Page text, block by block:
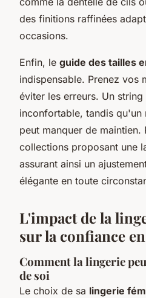
des finitions raffinées
occasions.
Enfin, le guide des tailles
indispensable. Prenez vos
éviter les erreurs. Un
inconfortable, tandis qu'un
peut manquer de maintien.
collections proposant une
assurant ainsi un
élégante en toute
L'impact de la
sur la confiance
Comment la lingerie
de soi
Le choix de sa lingerie